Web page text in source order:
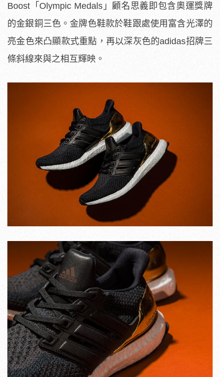
Boost「Olympic Medals」顧名思義即包含奧運獎牌
的金銀銅三色。金牌色鞋款於鞋跟處使用富含光澤的
亮金色來凸顯款式重點，再以深灰色的adidas招牌三
條斜線來與之相互輝映。